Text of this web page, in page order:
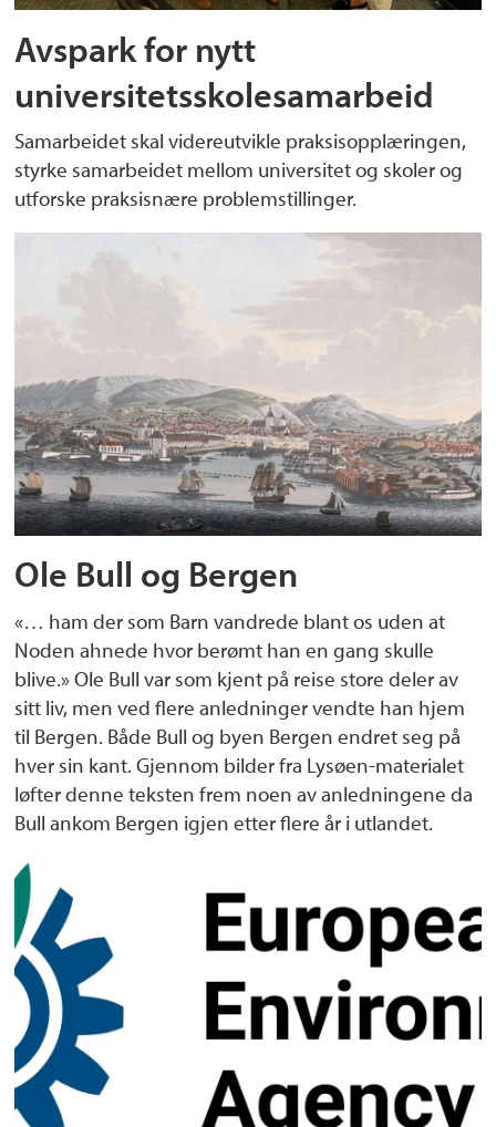
Avspark for nytt
universitetsskolesamarbeid
Samarbeidet skal videreutvikle praksisopplæringen,
styrke samarbeidet mellom universitet og skoler og
utforske praksisnære problemstillinger.
Ole Bull og Bergen
«… ham der som Barn vandrede blant os uden at
Noden ahnede hvor berømt han en gang skulle
blive.» Ole Bull var som kjent på reise store deler av
sitt liv, men ved flere anledninger vendte han hjem
til Bergen. Både Bull og byen Bergen endret seg på
hver sin kant. Gjennom bilder fra Lysøen-materialet
løfter denne teksten frem noen av anledningene da
Bull ankom Bergen igjen etter flere år i utlandet.